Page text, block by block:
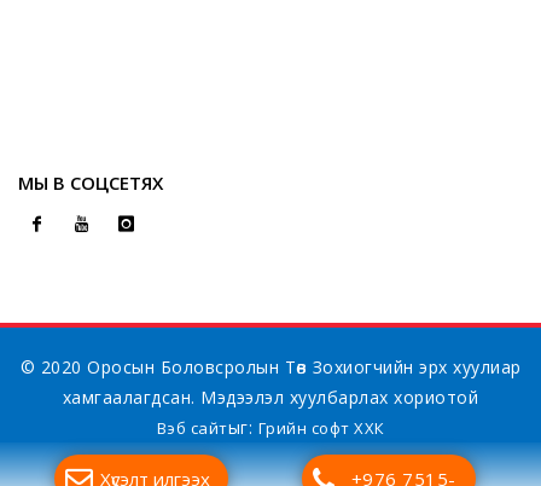
МЫ В СОЦСЕТЯХ
© 2020 Оросын Боловсролын Төв Зохиогчийн эрх хуулиар
хамгаалагдсан. Мэдээлэл хуулбарлах хориотой
Вэб сайтыг: Грийн софт ХХК
Дуудлагын төв
Хүсэлт илгээх +976 7515-